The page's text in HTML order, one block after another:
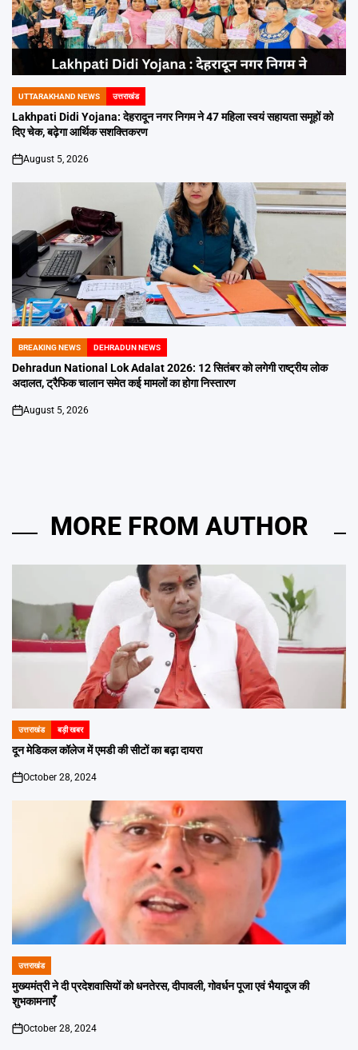
POSTED
IN
UTTARAKHAND NEWS उत्तराखंड
Lakhpati Didi Yojana: देहरादून नगर निगम ने 47 महिला स्वयं सहायता समूहों को
दिए चेक, बढ़ेगा आर्थिक सशक्तिकरण
on
August 5, 2026
POSTED
IN
BREAKING NEWS DEHRADUN NEWS
Dehradun National Lok Adalat 2026: 12 सितंबर को लगेगी राष्ट्रीय लोक
अदालत, ट्रैफिक चालान समेत कई मामलों का होगा निस्तारण
on
August 5, 2026
MORE FROM AUTHOR
POSTED
IN
उत्तराखंड बड़ी खबर
दून मेडिकल कॉलेज में एमडी की सीटों का बढ़ा दायरा
on
October 28, 2024
POSTED
IN
उत्तराखंड
मुख्यमंत्री ने दी प्रदेशवासियों को धनतेरस, दीपावली, गोवर्धन पूजा एवं भैयादूज की
शुभकामनाएँ
on
October 28, 2024